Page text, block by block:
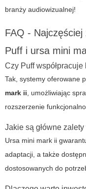
branży audiowizualnej!
FAQ -
Puff i ursa mini
Czy Puff
Tak, systemy oferowane
mark ii , umożliwiając
rozszerzenie
Jakie są główne
Ursa mini mark ii
adaptacji, a także
dostosowanych do